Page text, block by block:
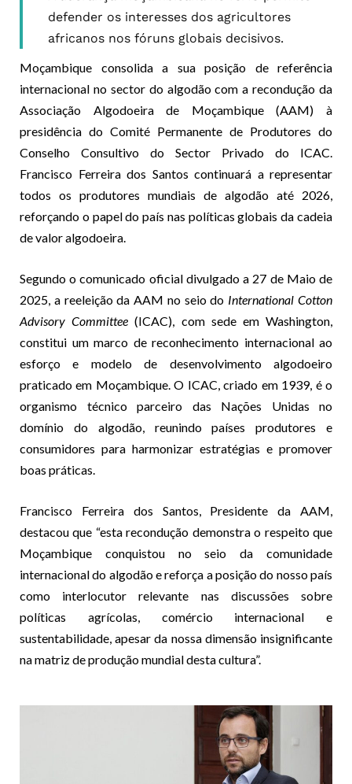
defender os interesses dos agricultores
africanos nos fóruns globais decisivos.
Moçambique consolida a sua posição de referência
internacional no sector do algodão com a recondução da
Associação Algodoeira de Moçambique (AAM) à
presidência do Comité Permanente de Produtores do
Conselho Consultivo do Sector Privado do ICAC.
Francisco Ferreira dos Santos continuará a representar
todos os produtores mundiais de algodão até 2026,
reforçando o papel do país nas políticas globais da cadeia
de valor algodoeira.
Segundo o comunicado oficial divulgado a 27 de Maio de
2025, a reeleição da AAM no seio do International Cotton
Advisory Committee (ICAC), com sede em Washington,
constitui um marco de reconhecimento internacional ao
esforço e modelo de desenvolvimento algodoeiro
praticado em Moçambique. O ICAC, criado em 1939, é o
organismo técnico parceiro das Nações Unidas no
domínio do algodão, reunindo países produtores e
consumidores para harmonizar estratégias e promover
boas práticas.
Francisco Ferreira dos Santos, Presidente da AAM,
destacou que “esta recondução demonstra o respeito que
Moçambique conquistou no seio da comunidade
internacional do algodão e reforça a posição do nosso país
como interlocutor relevante nas discussões sobre
políticas agrícolas, comércio internacional e
sustentabilidade, apesar da nossa dimensão insignificante
na matriz de produção mundial desta cultura”.